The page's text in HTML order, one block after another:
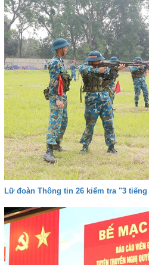
Lữ đoàn Thông tin 26 kiểm tra "3